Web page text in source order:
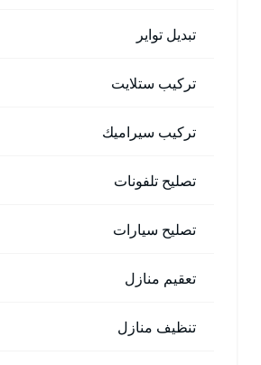
تبديل تواير
تركيب ستلايت
تركيب سيراميك
تصليح تلفونات
تصليح سيارات
تعقيم منازل
تنظيف منازل